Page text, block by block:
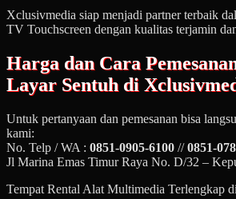
Xclusivmedia siap menjadi partner terbaik
TV Touchscreen dengan kualitas terjamin
Harga dan Cara
Layar Sentuh di
Untuk pertanyaan dan pemesanan bisa
kami:
No. Telp / WA : 0851-0905-6100 //0851-
Jl Marina Emas Timur Raya No. D/32 –
Tempat Rental Alat Multimedia Terlengkap